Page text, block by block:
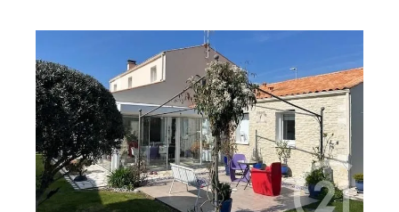
PERIGNY 17
160 m
, 5 pièces
Ref : 18508
Maison à vendre
587 000 €
Périgny centre 10 minutes du centre ville de la